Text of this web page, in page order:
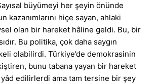
büyümeyi her şeyin önünde
kazanımlarını hiçe sayan, ahlaki
olan bir hareket hâline geldi. Bu, bir
Bu politika, çok daha saygın
olabilirdi. Türkiye’de demokrasinin
bunu tabana yayan bir hareket
edilirlerdi ama tam tersine bir şey